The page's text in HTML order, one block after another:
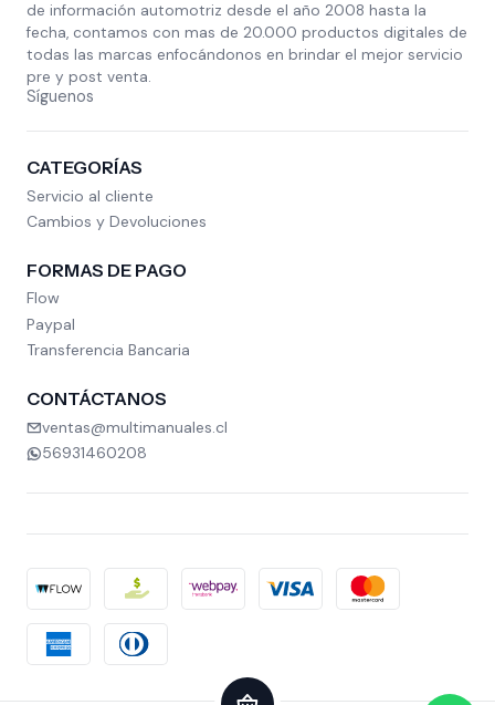
de información automotriz desde el año 2008 hasta la
fecha, contamos con mas de 20.000 productos digitales de
todas las marcas enfocándonos en brindar el mejor servicio
pre y post venta.
Síguenos
CATEGORÍAS
Servicio al cliente
Cambios y Devoluciones
FORMAS DE PAGO
Flow
Paypal
Transferencia Bancaria
CONTÁCTANOS
ventas@multimanuales.cl
56931460208